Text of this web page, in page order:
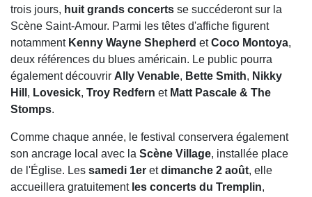
trois jours, huit grands concerts se succéderont sur la
Scène Saint-Amour. Parmi les têtes d'affiche figurent
notamment Kenny Wayne Shepherd etCoco Montoya,
deux références du blues américain. Le public pourra
également découvrir Ally Venable, Bette Smith, Nikky
Hill , Lovesick, Troy Redfern et Matt Pascale & The
Stomps.
Comme chaque année, le festival conservera également
son ancrage local avec la Scène Village, installée place
de l'Église. Les samedi 1er etdimanche 2 août, elle
accueillera gratuitement les concerts du Tremplin,